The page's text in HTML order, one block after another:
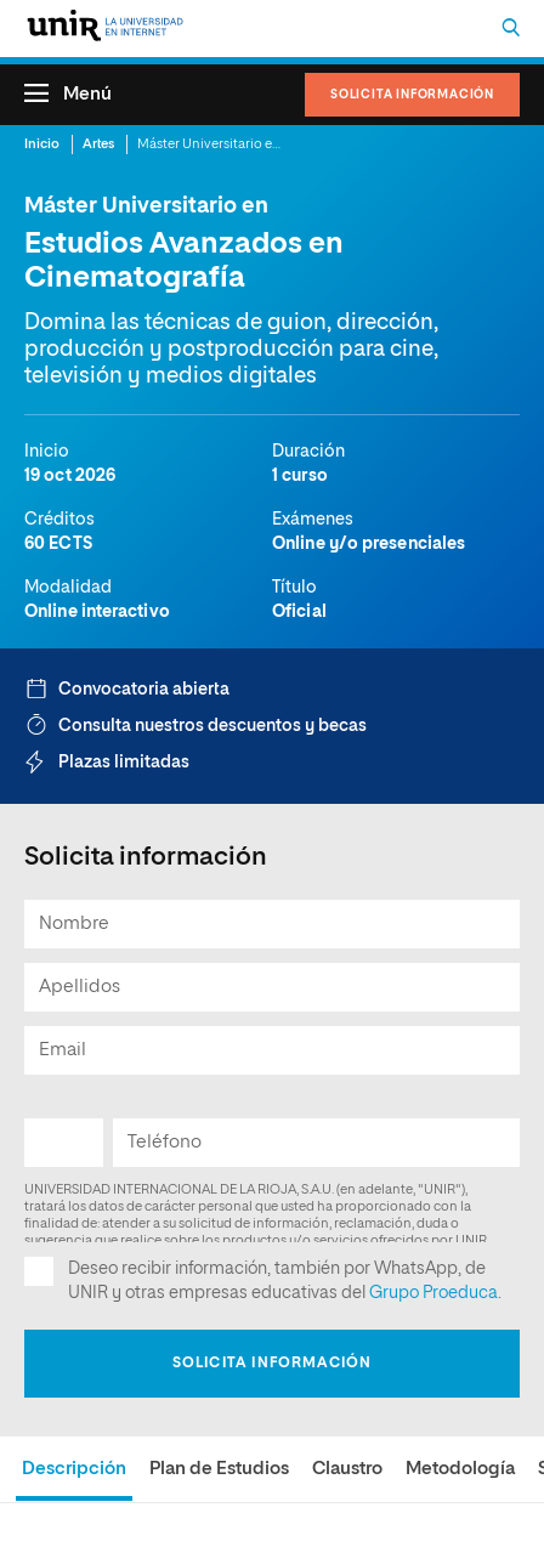
SOLICITA INFORMACIÓN
Menú
Inicio Artes
Máster Universitario en
Estudios Avanzados en
Cinematografía
Domina las técnicas de guion, dirección,
producción y postproducción para cine,
televisión y medios digitales
Inicio
19 oct 2026
Duración
1 curso
Créditos
60 ECTS
Exámenes
Online y/o presenciales
Modalidad
Online interactivo
Título
Oficial
Descripción Plan de Estudios Claustro Metodología
Convocatoria abierta
Consulta nuestros descuentos y becas
Plazas limitadas
Solicita información